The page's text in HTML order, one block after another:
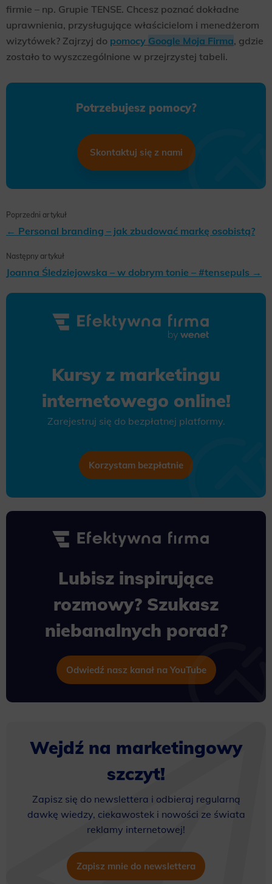
firmie – np. Grupie TENSE. Chcesz poznać dokładne
uprawnienia, przysługujące właścicielom i menedżerom
wizytówek? Zajrzyj do pomocy Google Moja Firma, gdzie
zostało to wyszczególnione w przejrzystej tabeli.
Potrzebujesz pomocy?
Skontaktuj się z nami
Poprzedni artykuł
← Personal branding – jak zbudować markę osobistą?
Następny artykuł
Joanna Śledziejowska – w dobrym tonie – #tensepuls →
Kursy z marketingu
internetowego online!
Zarejestruj się do bezpłatnej platformy.
Korzystam bezpłatnie
Lubisz inspirujące
rozmowy? Szukasz
niebanalnych porad?
Odwiedź nasz kanał na YouTube
Wejdź na marketingowy
szczyt!
Zapisz się do newslettera i odbieraj regularną
dawkę wiedzy, ciekawostek i nowości ze świata
reklamy internetowej!
Zapisz mnie do newslettera